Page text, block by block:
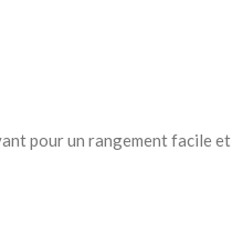
pour un rangement facile et